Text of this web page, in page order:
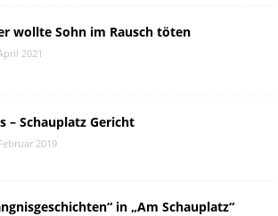
wollte Sohn im Rausch töten
2021
– Schauplatz Gericht
2019
in „Am Schauplatz“